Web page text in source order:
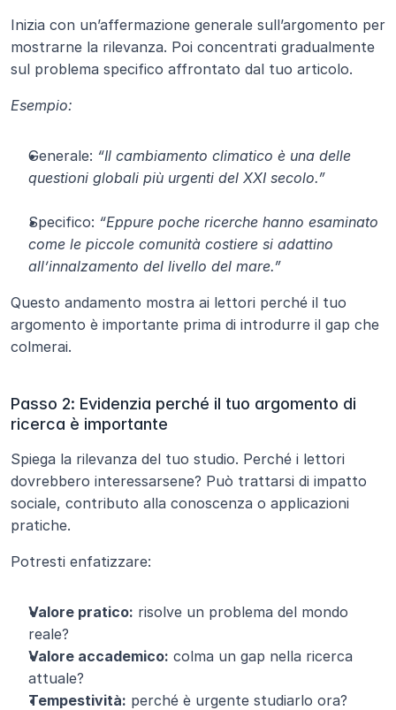
Inizia con un’affermazione generale sull’argomento per
mostrarne la rilevanza. Poi concentrati gradualmente
sul problema specifico affrontato dal tuo articolo.
Esempio:
Generale: “Il cambiamento climatico è una delle
questioni globali più urgenti del XXI secolo.”
Specifico: “Eppure poche ricerche hanno esaminato
come le piccole comunità costiere si adattino
all’innalzamento del livello del mare.”
Questo andamento mostra ai lettori perché il tuo
argomento è importante prima di introdurre il gap che
colmerai.
Passo 2: Evidenzia perché il tuo argomento di
ricerca è importante
Spiega la rilevanza del tuo studio. Perché i lettori
dovrebbero interessarsene? Può trattarsi di impatto
sociale, contributo alla conoscenza o applicazioni
pratiche.
Potresti enfatizzare:
Valore pratico: risolve un problema del mondo
reale?
Valore accademico: colma un gap nella ricerca
attuale?
Tempestività: perché è urgente studiarlo ora?